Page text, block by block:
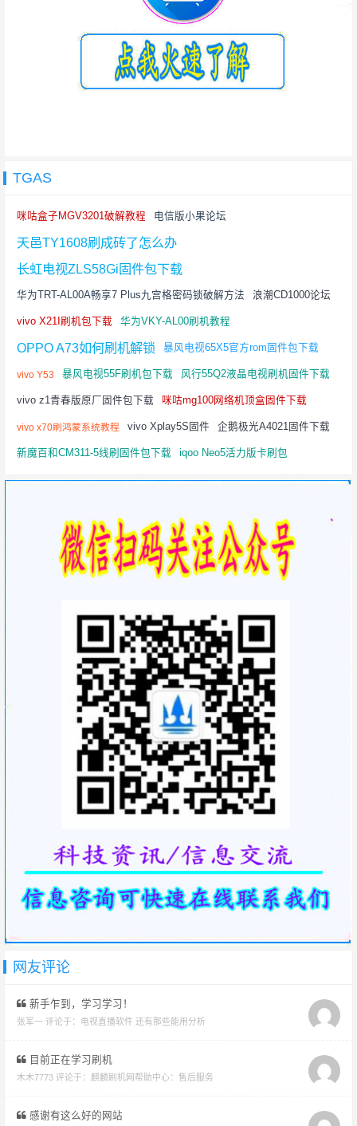
TGAS
咪咕盒子MGV3201破解教程 电信版小果论坛
天邑TY1608刷成砖了怎么办
长虹电视ZLS58Gi固件包下载
华为TRT-AL00A畅享7 Plus九宫格密码锁破解方法 浪潮CD1000论坛
vivo X21I刷机包下载 华为VKY-AL00刷机教程
OPPO A73如何刷机解锁 暴风电视65X5官方rom固件包下载
vivo Y53 暴风电视55F刷机包下载 风行55Q2液晶电视刷机固件下载
vivo z1青春版原厂固件包下载 咪咕mg100网络机顶盒固件下载
vivo x70刷鸿蒙系统教程 vivo Xplay5S固件 企鹅极光A4021固件下载
新魔百和CM311-5线刷固件包下载 iqoo Neo5活力版卡刷包
网友评论
新手乍到，学习学习！
张军一 评论于： 电视直播软件 还有那些能用分析
目前正在学习刷机
木木7773 评论于： 麒麟刷机网帮助中心：售后服务
感谢有这么好的网站